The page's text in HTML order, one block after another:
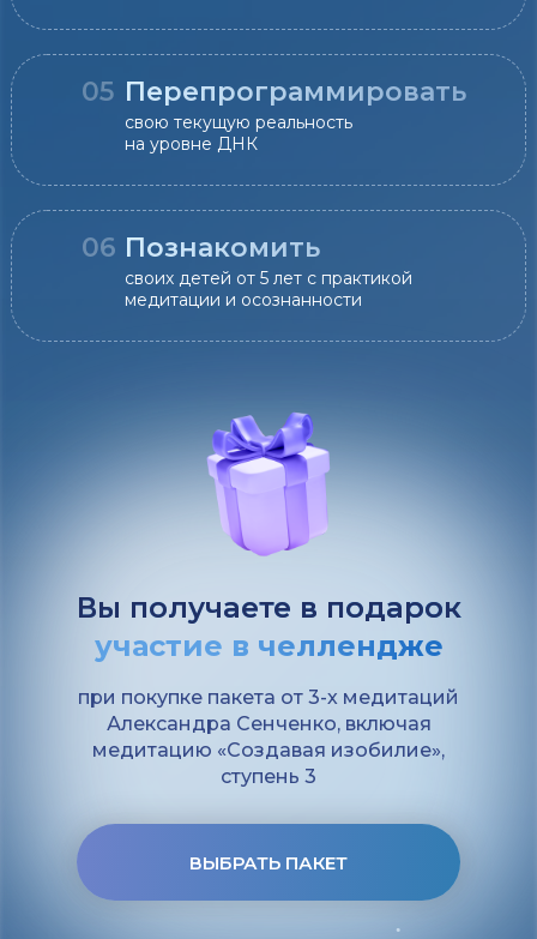
06
05
свою текущую реальность
на уровне ДНК
своих детей от 5 лет с практикой
медитации и осознанности
Познакомить
Перепрограммировать
Вы получаете в подарок
участие в челлендже
при покупке пакета от 3-х медитаций
Александра Сенченко, включая
медитацию «Создавая изобилие»,
ступень 3
ВЫБРАТЬ ПАКЕТ